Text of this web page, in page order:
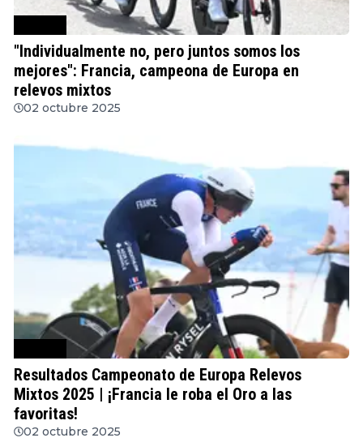
"Individualmente no, pero juntos somos los
mejores": Francia, campeona de Europa en
relevos mixtos
02 octubre 2025
Resultados Campeonato de Europa Relevos
Mixtos 2025 | ¡Francia le roba el Oro a las
favoritas!
02 octubre 2025